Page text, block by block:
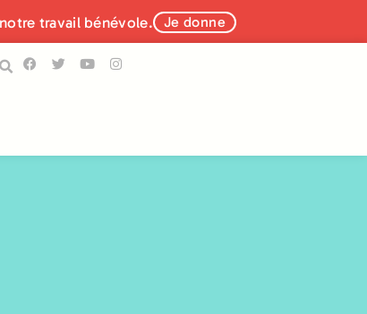
travail bénévole. Je donne